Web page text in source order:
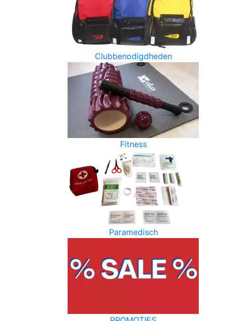
Clubbenodigdheden
Fitness
Paramedisch